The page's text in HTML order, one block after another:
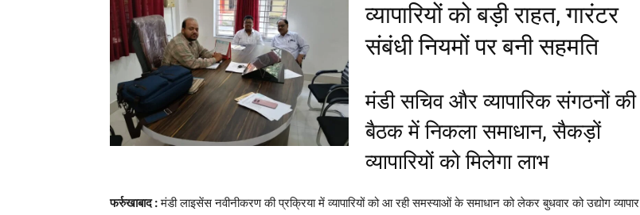
व्यापारियों को बड़ी राहत, गारंटर
संबंधी नियमों पर बनी सहमति
मंडी सचिव और व्यापारिक संगठनों की
बैठक में निकला समाधान, सैकड़ों
व्यापारियों को मिलेगा लाभ
फर्रुखाबाद :मंडी लाइसेंस नवीनीकरण की प्रक्रिया में व्यापारियों को आ रही समस्याओं के समाधान को लेकर बुधवार को उद्योग व्यापार